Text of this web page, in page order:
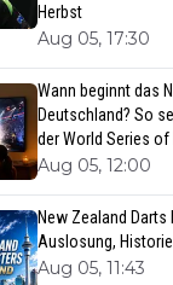
Herbst
Aug 05, 17:30
Wann beginnt das
Deutschland? So
der World Series of
Aug 05, 12:00
New Zealand
Auslosung,
Aug 05, 11:43